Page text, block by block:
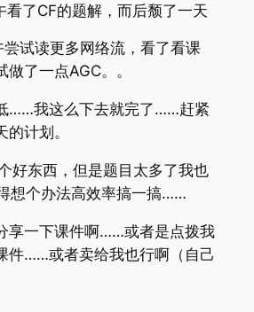
了CF的题解，而后颓了一天
试读更多网络流，看了看课
了一点AGC。。
……我这么下去就完了……赶紧
计划。
好东西，但是题目太多了我也
想个办法高效率搞一搞……
享一下课件啊……或者是点拨我
件……或者卖给我也行啊（自己